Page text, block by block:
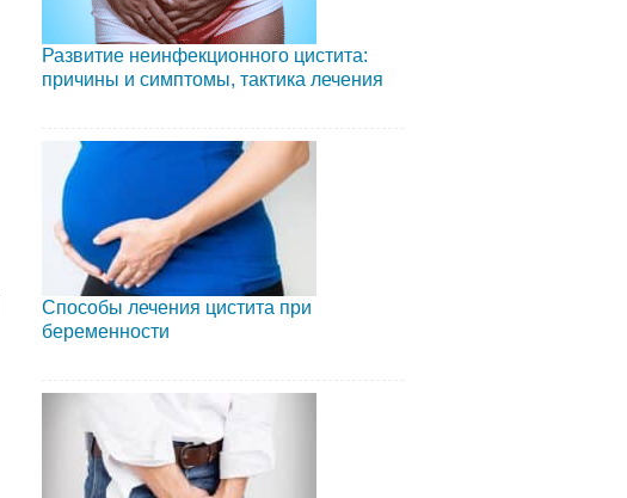
Развитие неинфекционного цистита:
причины и симптомы, тактика лечения
Способы лечения цистита при
беременности